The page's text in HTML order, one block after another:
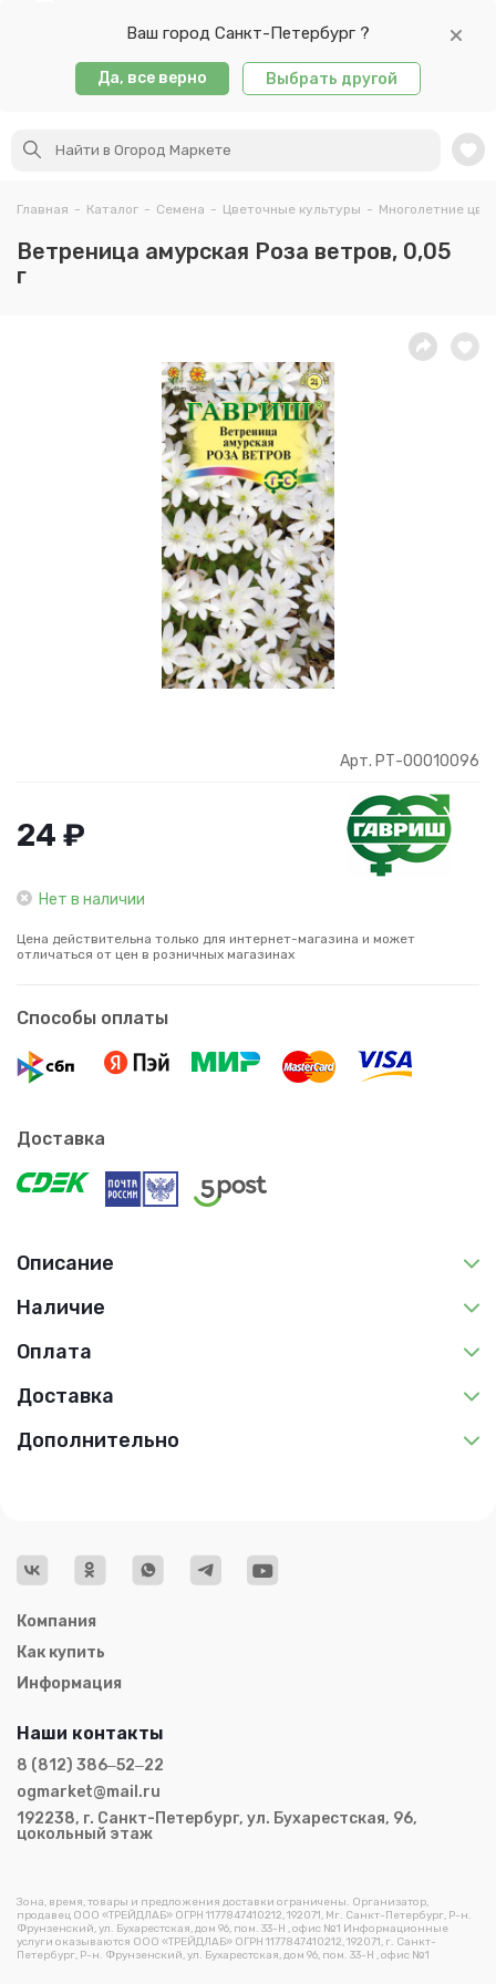
Ваш город Санкт-Петербург ?
Да, все верно Выбрать другой
Главная - Каталог - Семена - Цветочные культуры - Многолетние
Ветреница амурская Роза ветров, 0,05
г
Арт. РТ-00010096
24 ₽
Нет в наличии
Цена действительна только для интернет-магазина и может
отличаться от цен в розничных магазинах
Способы оплаты
Доставка
Описание
Наличие
Оплата
Доставка
Дополнительно
Компания
Как купить
Информация
Зона, время, товары и предложения доставки ограничены. Организатор,
продавец ООО «ТРЕЙДЛАБ» ОГРН 1177847410212, 192071, Мг. Санкт-Петербург, Р-н.
Фрунзенский, ул. Бухарестская, дом 96, пом. 33-Н , офис №1 Информационные
услуги оказываются ООО «ТРЕЙДЛАБ» ОГРН 1177847410212, 192071, г. Санкт-
Петербург, Р-н. Фрунзенский, ул. Бухарестская, дом 96, пом. 33-Н , офис №1
Наши контакты
8 (812) 386‒52‒22
ogmarket@mail.ru
192238, г. Санкт-Петербург, ул. Бухарестская, 96,
цокольный этаж